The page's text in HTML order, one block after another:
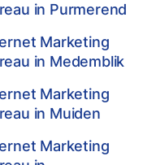
in Purmerend
Marketing
in Medemblik
Marketing
in Muiden
Marketing